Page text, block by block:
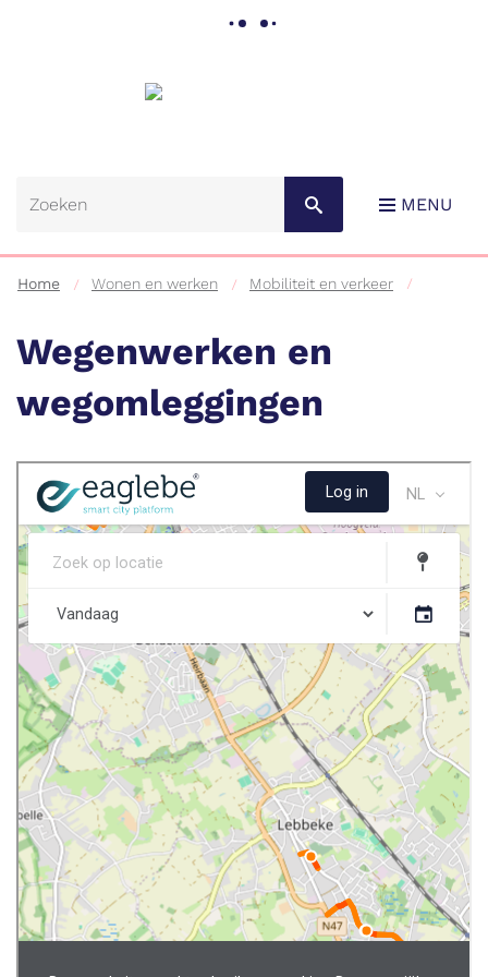
Naar
MENU
Home Wonen en werken Mobiliteit en verkeer
Wegenwerken en
wegomleggingen